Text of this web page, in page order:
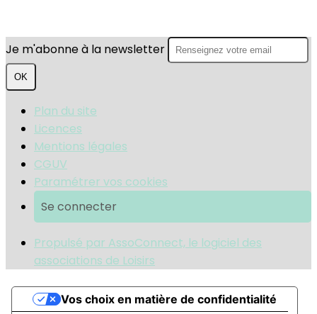
Je m'abonne à la newsletter
OK
Plan du site
Licences
Mentions légales
CGUV
Paramétrer vos cookies
Se connecter
Propulsé par AssoConnect, le logiciel des
associations de Loisirs
Vos choix en matière de confidentialité